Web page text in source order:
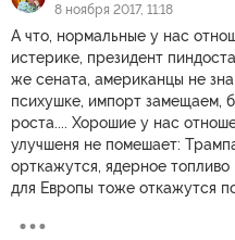
8 ноября 2017, 11:18
А что, нормальные у нас
истерике, президент
же сената, американцы не
психушке, импорт замещаем,
роста.... Хорошие у нас
улучшеня не помешает:
орткажутся, ядерное
для Европы тоже откажутся